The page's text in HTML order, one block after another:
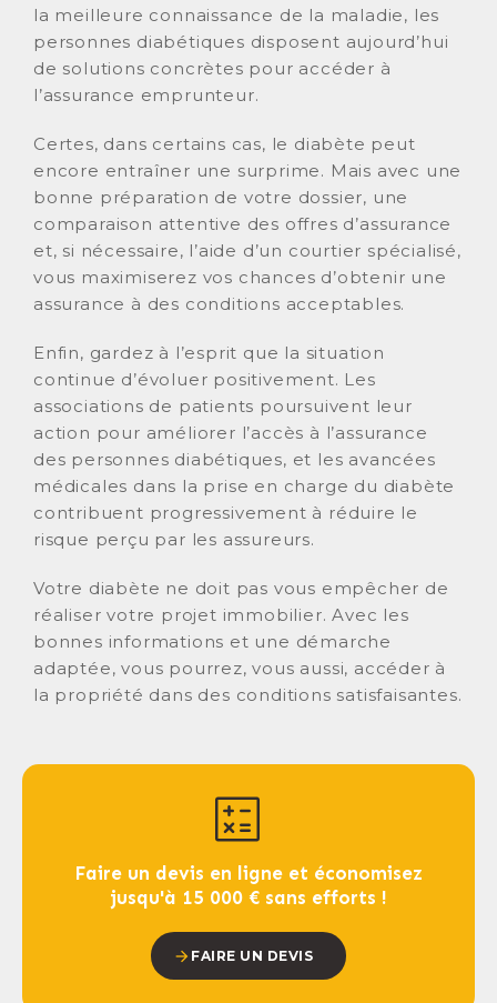
la meilleure connaissance de la maladie, les
personnes diabétiques disposent aujourd’hui
de solutions concrètes pour accéder à
l’assurance emprunteur.
Certes, dans certains cas, le diabète peut
encore entraîner une surprime. Mais avec une
bonne préparation de votre dossier, une
comparaison attentive des offres d’assurance
et, si nécessaire, l’aide d’un courtier spécialisé,
vous maximiserez vos chances d’obtenir une
assurance à des conditions acceptables.
Enfin, gardez à l’esprit que la situation
continue d’évoluer positivement. Les
associations de patients poursuivent leur
action pour améliorer l’accès à l’assurance
des personnes diabétiques, et les avancées
médicales dans la prise en charge du diabète
contribuent progressivement à réduire le
risque perçu par les assureurs.
Votre diabète ne doit pas vous empêcher de
réaliser votre projet immobilier. Avec les
bonnes informations et une démarche
adaptée, vous pourrez, vous aussi, accéder à
la propriété dans des conditions satisfaisantes.
Faire un devis en ligne et économisez
jusqu'à 15 000 € sans efforts !
FAIRE UN DEVIS